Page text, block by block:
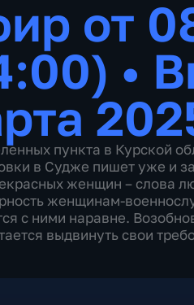
от
•
пункта в Курской
в Судже пишет уже и
женщин – слова
женщинам-
с ними наравне.
выдвинуть свои